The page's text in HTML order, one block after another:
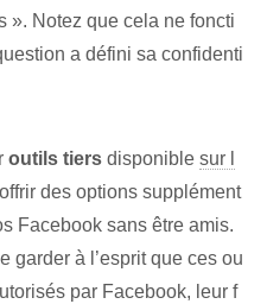
». Notez que cela ne foncti
a défini sa confidenti
outils tiers disponible sur l
des options supplément
Facebook sans être amis.
garder à l’esprit que ces ou
par Facebook, leur f